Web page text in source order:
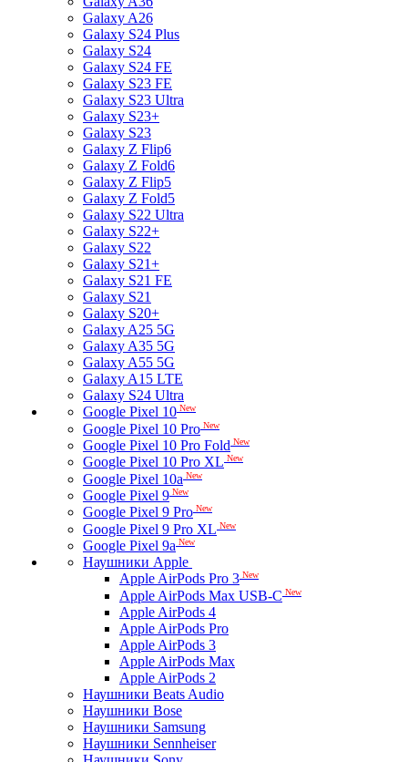
Galaxy A26
Galaxy S24 Plus
Galaxy S24
Galaxy S24 FE
Galaxy S23 FE
Galaxy S23 Ultra
Galaxy S23+
Galaxy S23
Galaxy Z Flip6
Galaxy Z Fold6
Galaxy Z Flip5
Galaxy Z Fold5
Galaxy S22 Ultra
Galaxy S22+
Galaxy S22
Galaxy S21+
Galaxy S21 FE
Galaxy S21
Galaxy S20+
Galaxy A25 5G
Galaxy A35 5G
Galaxy A55 5G
Galaxy A15 LTE
Galaxy S24 Ultra
Google Pixel 10 New
Google Pixel 10 Pro New
Google Pixel 10 Pro Fold New
Google Pixel 10 Pro XL New
Google Pixel 10a New
Google Pixel 9 New
Google Pixel 9 Pro New
Google Pixel 9 Pro XL New
Google Pixel 9a New
Наушники Apple
Apple AirPods Pro 3 New
Apple AirPods Max USB-C New
Apple AirPods 4
Apple AirPods Pro
Apple AirPods 3
Apple AirPods Max
Apple AirPods 2
Наушники Beats Audio
Наушники Bose
Наушники Samsung
Наушники Sennheiser